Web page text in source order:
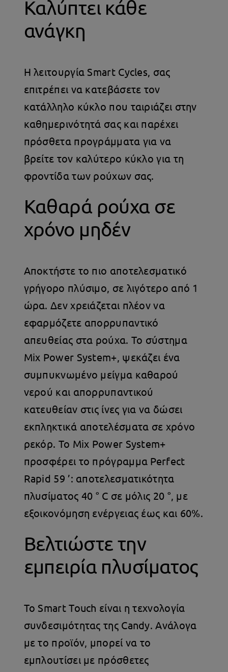
Καλύπτει κάθε
ανάγκη
Η λειτουργία Smart Cycles, σας
επιτρέπει να κατεβάσετε τον
κατάλληλο κύκλο που ταιριάζει στην
καθημερινότητά σας και παρέχει
πρόσθετα προγράμματα για να
βρείτε τον καλύτερο κύκλο για τη
φροντίδα των ρούχων σας.
Καθαρά ρούχα σε
χρόνο μηδέν
Αποκτήστε το πιο αποτελεσματικό
γρήγορο πλύσιμο, σε λιγότερο από 1
ώρα. Δεν χρειάζεται πλέον να
εφαρμόζετε απορρυπαντικό
απευθείας στα ρούχα. Το σύστημα
Mix Power System+, ψεκάζει ένα
συμπυκνωμένο μείγμα καθαρού
νερού και απορρυπαντικού
κατευθείαν στις ίνες για να δώσει
εκπληκτικά αποτελέσματα σε χρόνο
ρεκόρ. Το Mix Power System+
προσφέρει το πρόγραμμα Perfect
Rapid 59 ’: αποτελεσματικότητα
πλυσίματος 40 ° C σε μόλις 20 °, με
εξοικονόμηση ενέργειας έως και 60%.
Βελτιώστε την
εμπειρία πλυσίματος
Το Smart Touch είναι η τεχνολογία
συνδεσιμότητας της Candy. Ανάλογα
με το προϊόν, μπορεί να το
εμπλουτίσει με πρόσθετες